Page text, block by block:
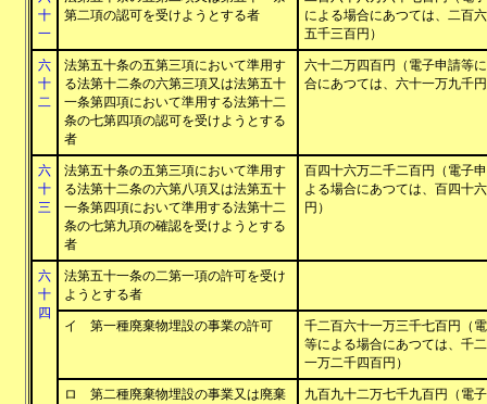
十
一
第二項の認可を受けようとする者
による場合にあつては、二百
五千三百円）
六
十
二
法第五十条の五第三項において準用す
る法第十二条の六第三項又は法第五十
一条第四項において準用する法第十二
条の七第四項の認可を受けようとする
者
六十二万四百円（電子申請等
合にあつては、六十一万九千
六
十
三
法第五十条の五第三項において準用す
る法第十二条の六第八項又は法第五十
一条第四項において準用する法第十二
条の七第九項の確認を受けようとする
者
百四十六万二千二百円（電子
よる場合にあつては、百四十
円）
六
十
四
法第五十一条の二第一項の許可を受け
ようとする者
イ 第一種廃棄物埋設の事業の許可
千二百六十一万三千七百円（
等による場合にあつては、千
一万二千四百円）
ロ 第二種廃棄物埋設の事業又は廃棄
九百九十二万七千九百円（電